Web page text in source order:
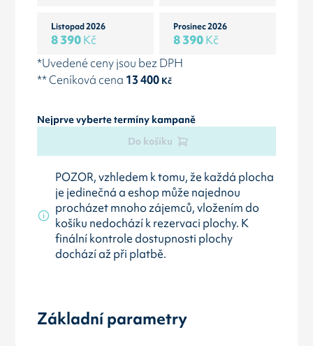
Listopad 2026
8 390Kč
Prosinec 2026
8 390Kč
*Uvedené ceny jsou bez DPH
** Ceníková cena 13 400Kč
Nejprve vyberte termíny kampaně
Do košíku
POZOR, vzhledem k tomu, že každá plocha
je jedinečná a eshop může najednou
procházet mnoho zájemců, vložením do
košíku nedochází k rezervaci plochy. K
finální kontrole dostupnosti plochy
dochází až při platbě.
Základní parametry